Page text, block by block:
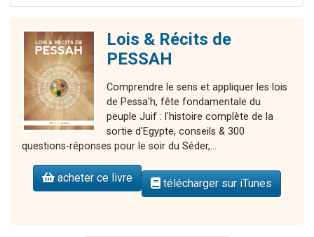
Lois & Récits de
PESSAH
Comprendre le sens et appliquer les lois
de Pessa'h, fête fondamentale du
peuple Juif : l'histoire complète de la
sortie d'Egypte, conseils & 300
questions-réponses pour le soir du Séder,...
acheter ce livre télécharger sur iTunes